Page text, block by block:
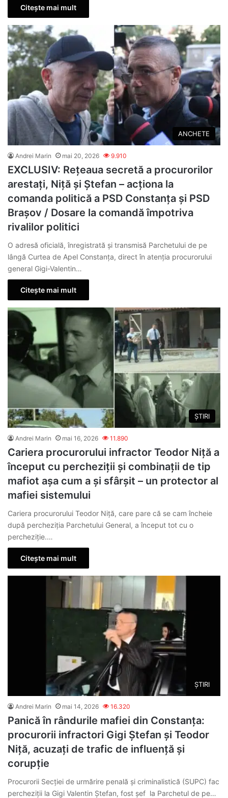
Citește mai mult
ANCHETE
Andrei Marin mai 20, 2026 9.910
EXCLUSIV: Rețeaua secretă a procurorilor
arestați, Niță și Ștefan – acționa la
comanda politică a PSD Constanța și PSD
Brașov / Dosare la comandă împotriva
rivalilor politici
O adresă oficială, înregistrată și transmisă Parchetului de pe
lângă Curtea de Apel Constanța, direct în atenția procurorului
general Gigi-Valentin…
Citește mai mult
ȘTIRI
Andrei Marin mai 16, 2026 11.890
Cariera procurorului infractor Teodor Niță a
început cu percheziții și combinații de tip
mafiot așa cum a și sfârșit – un protector al
mafiei sistemului
Cariera procurorului Teodor Niță, care pare că se cam încheie
după percheziția Parchetului General, a început tot cu o
percheziție.…
Citește mai mult
ȘTIRI
Andrei Marin mai 14, 2026 16.320
Panică în rândurile mafiei din Constanța:
procurorii infractori Gigi Ștefan și Teodor
Niță, acuzați de trafic de influență și
corupție
Procurorii Secției de urmărire penală și criminalistică (SUPC) fac
percheziții la Gigi Valentin Ștefan, fost șef la Parchetul de pe…